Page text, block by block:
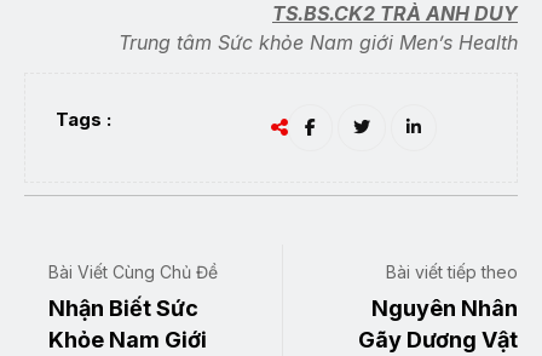
TS.BS.CK2 TRÀ ANH DUY
Trung tâm Sức khỏe Nam giới Men’s Health
Tags :
Bài Viết Cùng Chủ Đề
Nhận Biết Sức
Khỏe Nam Giới
Bài viết tiếp theo
Nguyên Nhân
Gãy Dương Vật